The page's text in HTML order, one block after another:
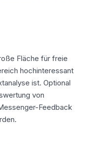
Fläche für freie
hochinteressant
ist. Optional
von
Feedback